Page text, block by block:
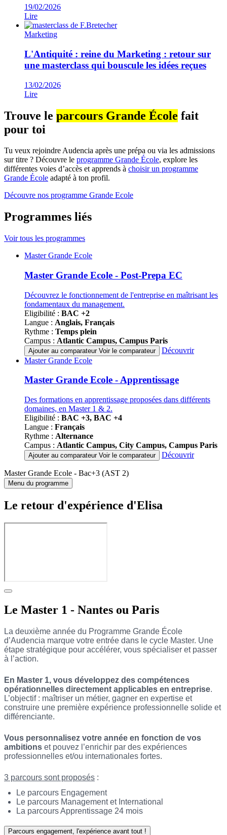
19/02/2026
Lire
Marketing
L'Antiquité : reine du Marketing : retour sur
une masterclass qui bouscule les idées reçues
13/02/2026
Lire
Trouve le parcours Grande École fait
pour toi
Tu veux rejoindre Audencia après une prépa ou via les admissions
sur titre ? Découvre le programme Grande École, explore les
différentes voies d’accès et apprends à choisir un programme
Grande École adapté à ton profil.
Découvre nos programme Grande Ecole
Programmes liés
Voir tous les programmes
Famille
programmes
Master Grande Ecole
Master Grande Ecole - Post-Prepa EC
Découvrez le fonctionnement de l'entreprise en maîtrisant les
fondamentaux du management.
Eligibilité : BAC +2
Langue : Anglais, Français
Rythme : Temps plein
Campus : Atlantic Campus, Campus Paris
Ajouter au comparateur Voir le comparateur
Découvrir
Famille
programmes
Master Grande Ecole
Master Grande Ecole - Apprentissage
Des formations en apprentissage proposées dans différents
domaines, en Master 1 & 2.
Eligibilité : BAC +3, BAC +4
Langue : Français
Rythme : Alternance
Campus : Atlantic Campus, City Campus, Campus Paris
Ajouter au comparateur Voir le comparateur Découvrir
Master Grande Ecole - Bac+3 (AST 2)
Menu du programme
Le retour d'expérience d'Elisa
Le Master 1 - Nantes ou Paris
La deuxième année du Programme Grande École
d’Audencia marque votre entrée dans le cycle Master. Une
étape stratégique pour accélérer, vous spécialiser et passer
à l’action.
En Master 1, vous développez des compétences
opérationnelles directement applicables en entreprise.
L’objectif : maîtriser un métier, gagner en expertise et
construire une première expérience professionnelle solide et
différenciante.
Vous personnalisez votre année en fonction de vos
ambitions et pouvez l’enrichir par des expériences
professionnelles et/ou internationales fortes.
3 parcours sont proposés :
Le parcours Engagement
Le parcours Management et International
La parcours Apprentissage 24 mois
Parcours engagement, l'expérience avant tout !